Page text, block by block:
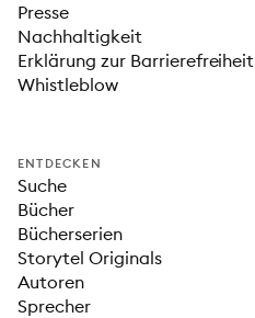
Presse
Nachhaltigkeit
Erklärung zur Barrierefreiheit
Whistleblow
ENTDECKEN
Suche
Bücher
Bücherserien
Storytel Originals
Autoren
Sprecher